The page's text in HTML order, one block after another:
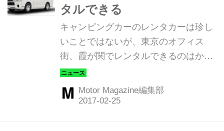
タルできる
キャンピングカーのレンタカーは珍し
いことではないが、東京のオフィス
街、霞が関でレンタルできるのはかな
り珍しいというか意外ですよね。この
キャンピングカーを導入したのは、高
級輸入車やウインター仕様デリカD:5
Motor Magazine編集部